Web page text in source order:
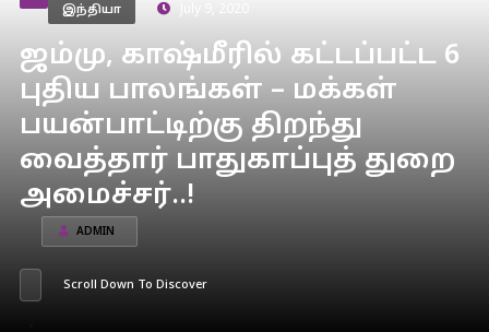
இந்தியா
ஜம்மு, காஷ்மீரில் கட்டப்பட்ட 6
புதிய பாலங்கள் – மக்கள்
பயன்பாட்டிற்கு திறந்து
வைத்தார் பாதுகாப்புத் துறை
அமைச்சர்..!
ADMIN
Scroll Down To Discover